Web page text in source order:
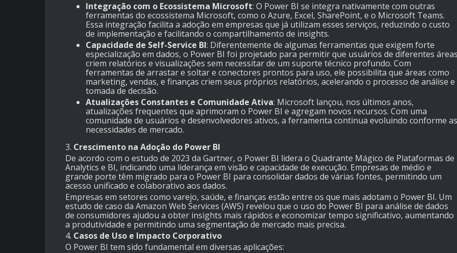
Integração com o Ecossistema Microsoft: O Power BI se integra nativamente com outras
ferramentas do ecossistema Microsoft, como o Azure, Excel, SharePoint, e o Microsoft Teams.
Essa integração facilita a adoção em empresas que já utilizam esses serviços, reduzindo o custo
de implementação e facilitando o compartilhamento de insights.
Capacidade de Self-Service BI: Diferentemente de algumas ferramentas que exigem forte
especialização em dados, o Power BI foi projetado para permitir que usuários de diferentes
criem relatórios e visualizações sem necessitar de um suporte técnico profundo. Com
ferramentas de arrastar e soltar e conectores prontos para uso, ele possibilita que áreas como
marketing, vendas, e finanças criem seus próprios relatórios, acelerando o processo de análise e
tomada de decisão.
Atualizações Constantes e Comunidade Ativa: Microsoft lançou, nos últimos anos,
atualizações frequentes que aprimoram o Power BI e agregam novos recursos. Com uma
comunidade de usuários e desenvolvedores ativos, a ferramenta continua evoluindo conforme as
necessidades de mercado.
3. Crescimento na Adoção do Power BI
De acordo com o estudo de 2023 da Gartner, o Power BI lidera o Quadrante Mágico de Plataformas de
Analytics e BI, indicando uma liderança em visão e capacidade de execução. Empresas de médio e
grande porte têm migrado para o Power BI para consolidar dados de várias fontes, permitindo um
acesso unificado e colaborativo aos dados.
Empresas em setores como varejo, saúde, e finanças estão entre os que mais adotam o Power BI. Um
estudo de caso da Amazon Web Services (AWS) revelou que o uso do Power BI para análise de dados
de consumidores ajudou a obter insights mais rápidos e economizar tempo significativo, aumentando
a produtividade e permitindo uma segmentação de mercado mais precisa.
4. Casos de Uso e Impacto Corporativo
O Power BI tem sido fundamental em diversas aplicações: